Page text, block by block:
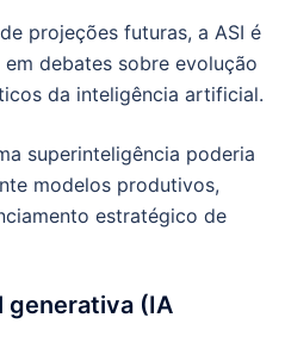
projeções futuras, a ASI é
debates sobre evolução
da inteligência artificial.
superinteligência poderia
modelos produtivos,
estratégico de
(IA